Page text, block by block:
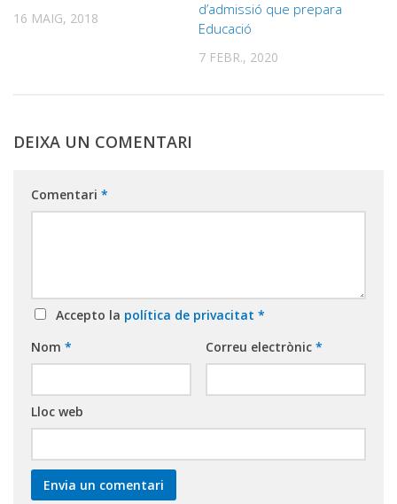
16 MAIG, 2018
d’admissió que prepara
Educació
7 FEBR., 2020
DEIXA UN COMENTARI
Comentari *
Accepto la política de privacitat *
Nom * Correu electrònic *
Lloc web